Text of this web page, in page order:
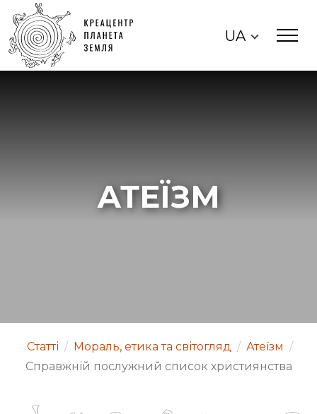
UA
АТЕЇЗМ
Статті / Мораль, етика та світогляд / Атеїзм /
Справжній послужний список християнства